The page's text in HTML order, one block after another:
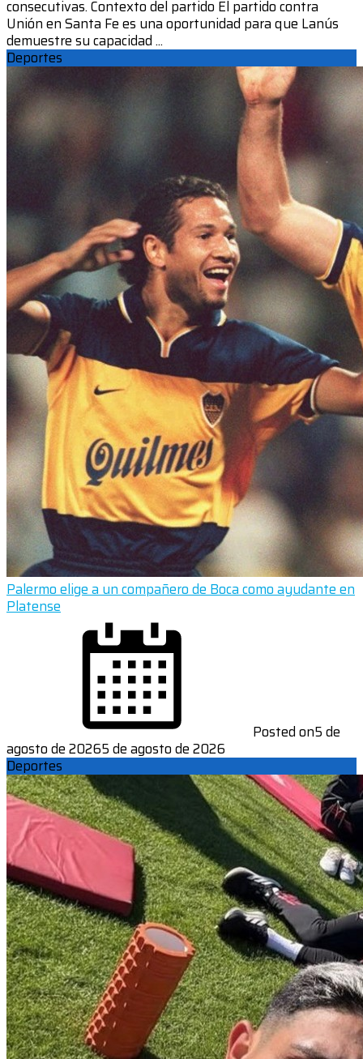
consecutivas. Contexto del partido El partido contra
Unión en Santa Fe es una oportunidad para que Lanús
demuestre su capacidad ...
Deportes
Palermo elige a un compañero de Boca como ayudante en
Platense
Posted on5 de
agosto de 20265 de agosto de 2026
Deportes